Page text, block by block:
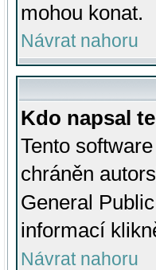
mohou konat.
Návrat nahoru
Kdo napsal
Tento
chráněn
General
informací
Návrat nahoru